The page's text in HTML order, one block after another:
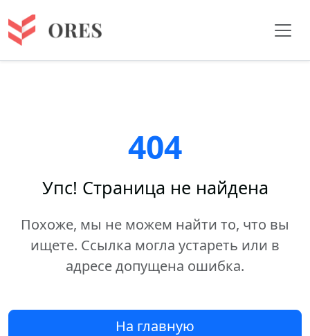
404
Упс! Страница не найдена
Похоже, мы не можем найти то, что вы
ищете. Ссылка могла устареть или в
адресе допущена ошибка.
На главную